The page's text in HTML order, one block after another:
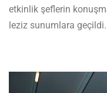
etkinlik şeflerin
leziz sunumlara geçildi.